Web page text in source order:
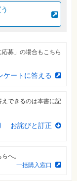
応募」の場合もこちら
ケートに答える
できるのは本書に記
お詫びと訂正
へ。
一括購入窓口